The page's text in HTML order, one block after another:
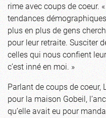
rime avec coups de coeur.
tendances
plus en plus de gens
pour leur retraite. Susciter
celles qui nous confient
c’est inné en moi. »
Parlant de coups de coeur,
pour la maison Gobeil,
qu’elle avait eu pour